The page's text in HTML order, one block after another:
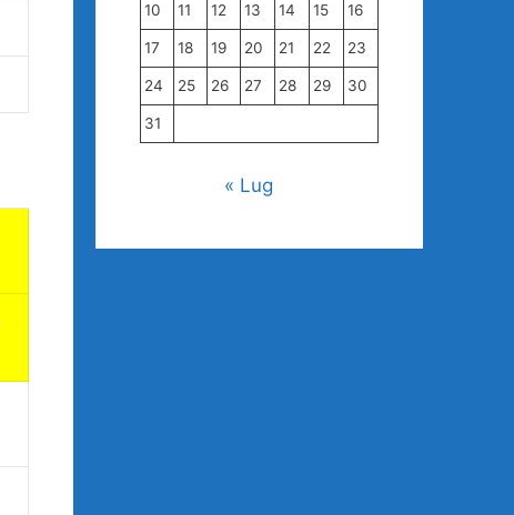
10 11 12 13 14 15 16
17 18 19 20 21 22 23
24 25 26 27 28 29 30
31
« Lug